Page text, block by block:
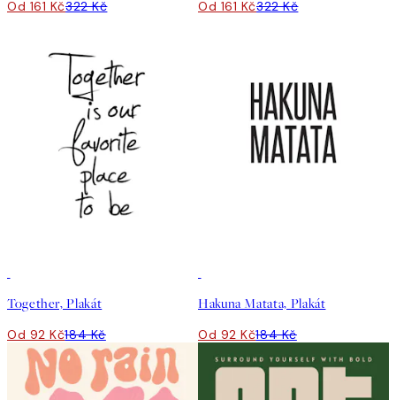
Od 161 Kč322 Kč Od 161 Kč322 Kč
Together, Plakát
Od 92 Kč184 Kč
Hakuna Matata, Plakát
Od 92 Kč184 Kč